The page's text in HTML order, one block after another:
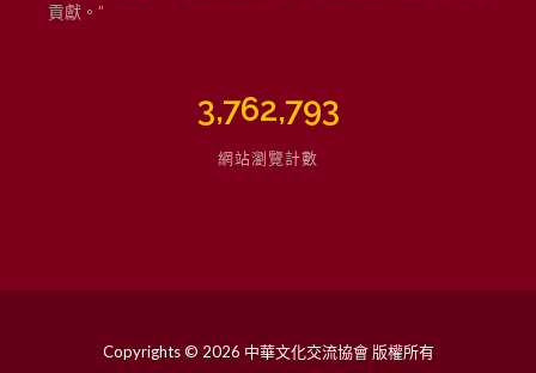
貢獻。”
3,762,793
網站瀏覽計數
Copyrights © 2026 中華文化交流協會 版權所有